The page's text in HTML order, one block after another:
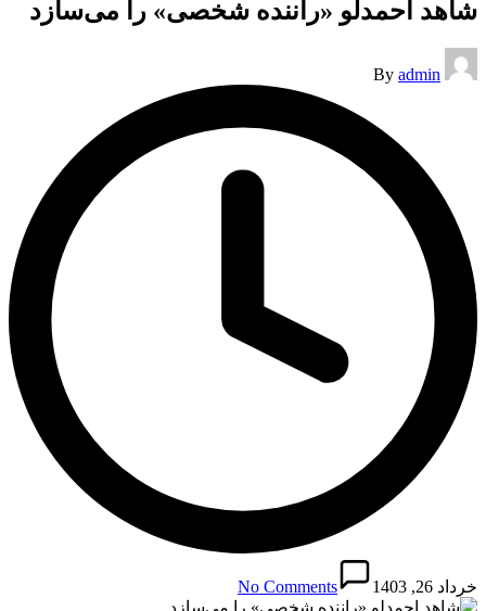
شاهد احمدلو «راننده شخصی» را می‌سازد
Posted
by
By admin
خرداد 26, 1403 No Comments